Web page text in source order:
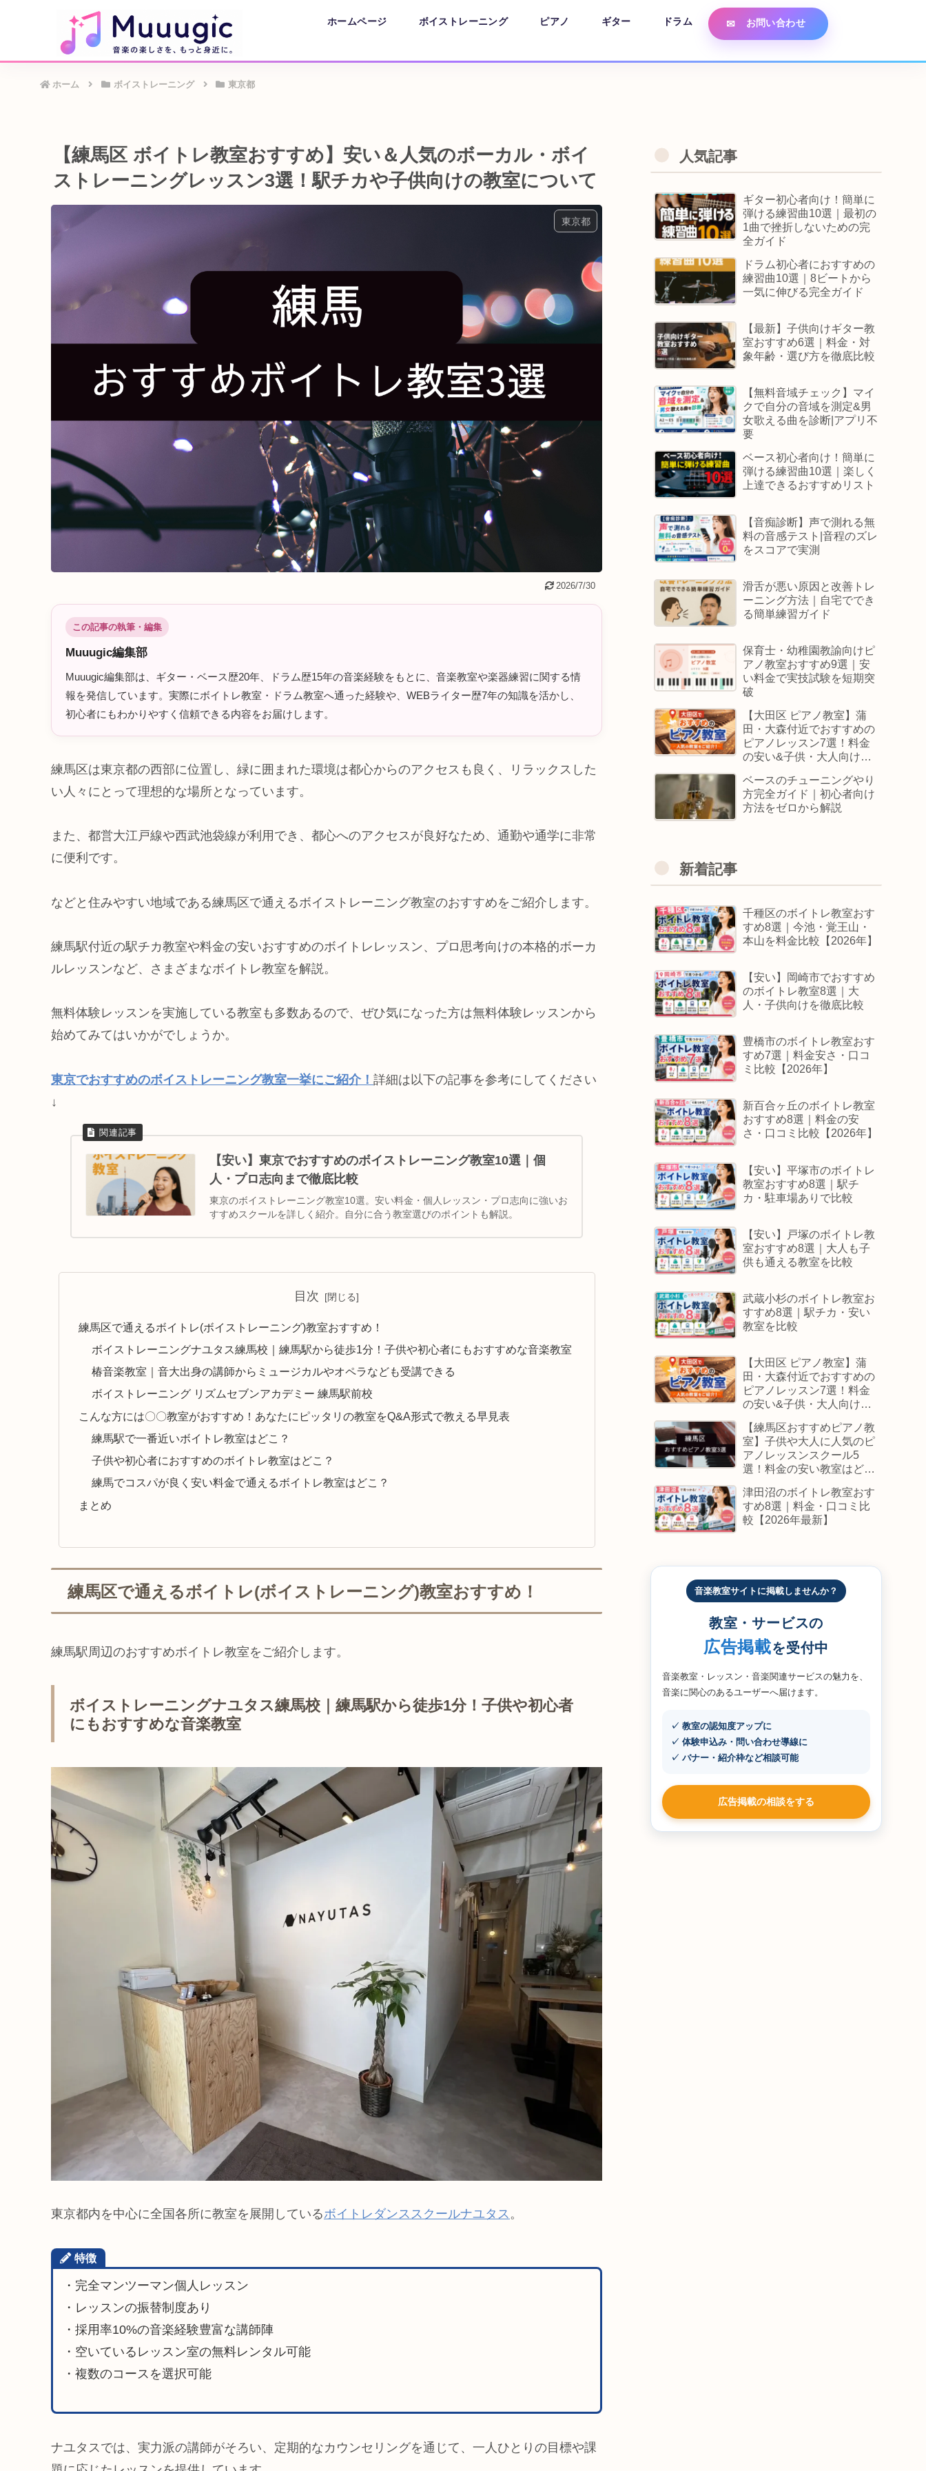
ホームページ ボイストレーニング ピアノ ギター ドラム お問い合わせ
ホーム ボイストレーニング 東京都
【練馬区 ボイトレ教室おすすめ】安い＆人気のボーカル・ボイ
ストレーニングレッスン3選！駅チカや子供向けの教室について
東京都
2026/7/30
この記事の執筆・編集
Muuugic編集部
Muuugic編集部は、ギター・ベース歴20年、ドラム歴15年の音楽経験をもとに、音楽教室や楽器練習に関する情
報を発信しています。実際にボイトレ教室・ドラム教室へ通った経験や、WEBライター歴7年の知識を活かし、
初心者にもわかりやすく信頼できる内容をお届けします。
練馬区は東京都の西部に位置し、緑に囲まれた環境は都心からのアクセスも良く、リラックスした
い人々にとって理想的な場所となっています。
また、都営大江戸線や西武池袋線が利用でき、都心へのアクセスが良好なため、通勤や通学に非常
に便利です。
などと住みやすい地域である練馬区で通えるボイストレーニング教室のおすすめをご紹介します。
練馬駅付近の駅チカ教室や料金の安いおすすめのボイトレレッスン、プロ思考向けの本格的ボーカ
ルレッスンなど、さまざまなボイトレ教室を解説。
無料体験レッスンを実施している教室も多数あるので、ぜひ気になった方は無料体験レッスンから
始めてみてはいかがでしょうか。
東京でおすすめのボイストレーニング教室一挙にご紹介！ 詳細は以下の記事を参考にしてください
↓
【安い】東京でおすすめのボイストレーニング教室10選｜個
人・プロ志向まで徹底比較
東京のボイストレーニング教室10選。安い料金・個人レッスン・プロ志向に強いお
すすめスクールを詳しく紹介。自分に合う教室選びのポイントも解説。
目次
練馬区で通えるボイトレ(ボイストレーニング)教室おすすめ！
ボイストレーニングナユタス練馬校｜練馬駅から徒歩1分！子供や初心者にもおすすめな音楽教室
椿音楽教室｜音大出身の講師からミュージカルやオペラなども受講できる
ボイストレーニング リズムセブンアカデミー 練馬駅前校
こんな方には〇〇教室がおすすめ！あなたにピッタリの教室をQ&A形式で教える早見表
練馬駅で一番近いボイトレ教室はどこ？
子供や初心者におすすめのボイトレ教室はどこ？
練馬でコスパが良く安い料金で通えるボイトレ教室はどこ？
まとめ
練馬区で通えるボイトレ(ボイストレーニング)教室おすすめ！
練馬駅周辺のおすすめボイトレ教室をご紹介します。
ボイストレーニングナユタス練馬校｜練馬駅から徒歩1分！子供や初心者
にもおすすめな音楽教室
東京都内を中心に全国各所に教室を展開しているボイトレダンススクールナユタス 。
特徴
・完全マンツーマン個人レッスン
・レッスンの振替制度あり
・採用率10%の音楽経験豊富な講師陣
・空いているレッスン室の無料レンタル可能
・複数のコースを選択可能
ナユタスでは、実力派の講師がそろい、定期的なカウンセリングを通じて、一人ひとりの目標や課
人気記事
ギター初心者向け！簡単に
弾ける練習曲10選｜最初の
1曲で挫折しないための完
全ガイド
ドラム初心者におすすめの
練習曲10選｜8ビートから
一気に伸びる完全ガイド
【最新】子供向けギター教
室おすすめ6選｜料金・対
象年齢・選び方を徹底比較
【無料音域チェック】マイ
クで自分の音域を測定&男
女歌える曲を診断|アプリ不
要
ベース初心者向け！簡単に
弾ける練習曲10選｜楽しく
上達できるおすすめリスト
【音痴診断】声で測れる無
料の音感テスト|音程のズレ
をスコアで実測
滑舌が悪い原因と改善トレ
ーニング方法｜自宅ででき
る簡単練習ガイド
保育士・幼稚園教諭向けピ
アノ教室おすすめ9選｜安
い料金で実技試験を短期突
破
【大田区 ピアノ教室】蒲
田・大森付近でおすすめの
ピアノレッスン7選！料金
の安い&子供・大人向けス
ベースのチューニングやり
方完全ガイド｜初心者向け
方法をゼロから解説
新着記事
千種区のボイトレ教室おす
すめ8選｜今池・覚王山・
本山を料金比較【2026年】
【安い】岡崎市でおすすめ
のボイトレ教室8選｜大
人・子供向けを徹底比較
豊橋市のボイトレ教室おす
すめ7選｜料金安さ・口コ
ミ比較【2026年】
新百合ヶ丘のボイトレ教室
おすすめ8選｜料金の安
さ・口コミ比較【2026年】
【安い】平塚市のボイトレ
教室おすすめ8選｜駅チ
カ・駐車場ありで比較
【安い】戸塚のボイトレ教
室おすすめ8選｜大人も子
供も通える教室を比較
武蔵小杉のボイトレ教室お
すすめ8選｜駅チカ・安い
教室を比較
【大田区 ピアノ教室】蒲
田・大森付近でおすすめの
ピアノレッスン7選！料金
の安い&子供・大人向けス
【練馬区おすすめピアノ教
室】子供や大人に人気のピ
アノレッスンスクール5
選！料金の安い教室はど
津田沼のボイトレ教室おす
すめ8選｜料金・口コミ比
較【2026年最新】
音楽教室サイトに掲載しませんか？
教室・サービスの
広告掲載を受付中
音楽教室・レッスン・音楽関連サービスの魅力を、
音楽に関心のあるユーザーへ届けます。
✓ 教室の認知度アップに
✓ 体験申込み・問い合わせ導線に
✓ バナー・紹介枠など相談可能
広告掲載の相談をする